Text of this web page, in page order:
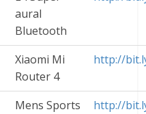
aural
Bluetooth
Xiaomi Mi
Router 4
http://
Mens Sports
http://